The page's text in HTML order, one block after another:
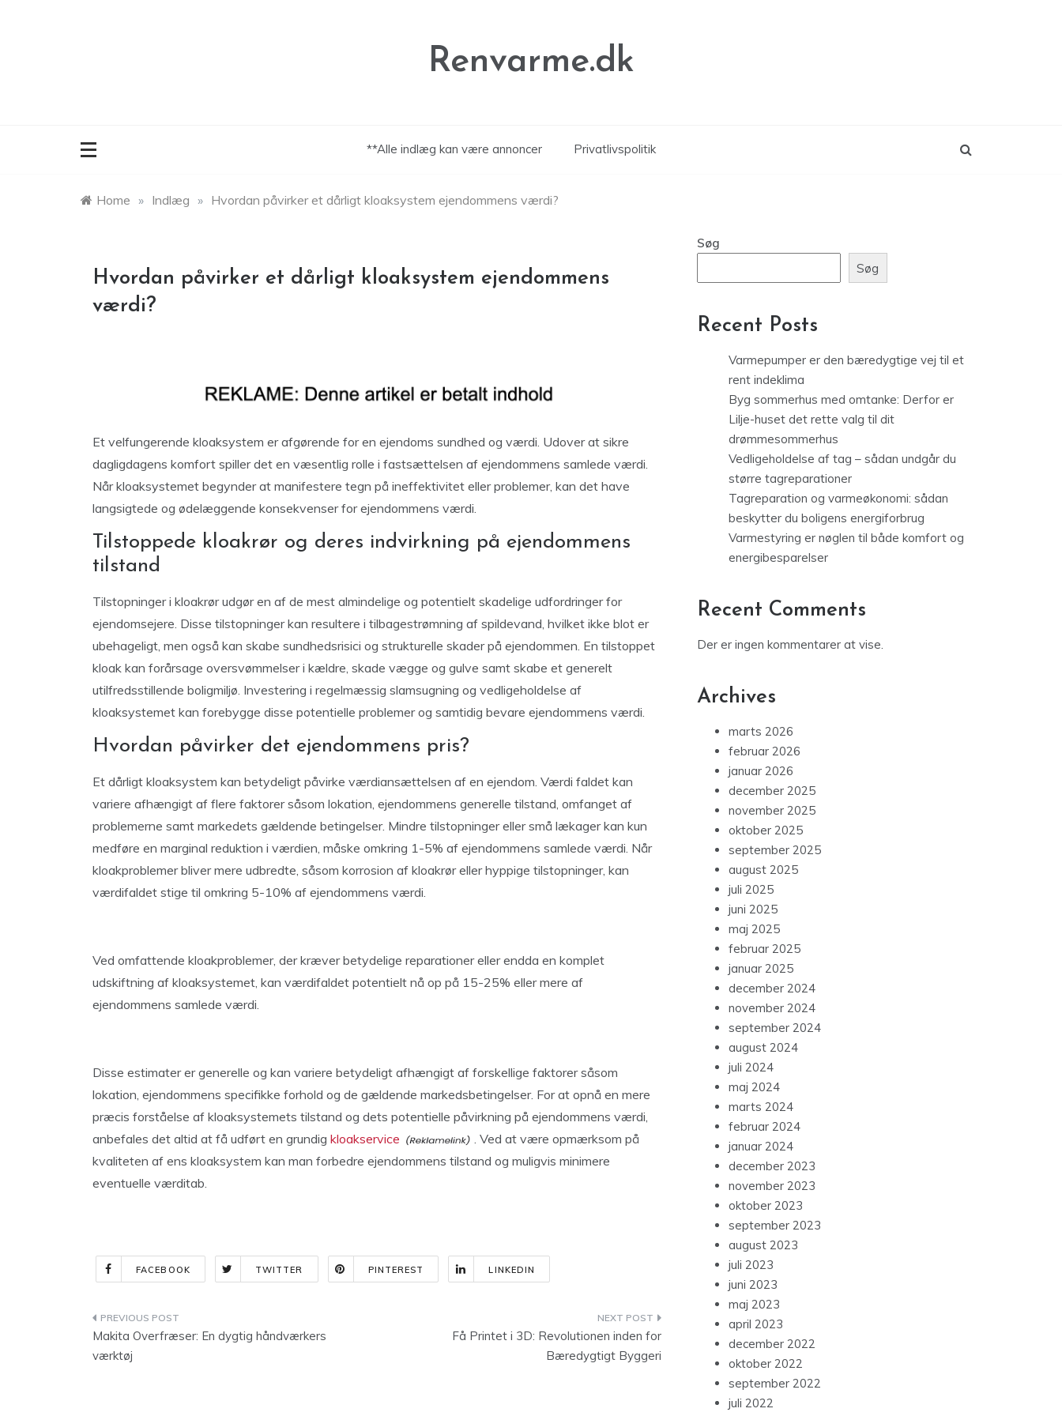
Renvarme.dk
**Alle indlæg kan være annoncer Privatlivspolitik
Home » Indlæg » Hvordan påvirker et dårligt kloaksystem ejendommens værdi?
Hvordan påvirker et dårligt kloaksystem ejendommens
værdi?
Et velfungerende kloaksystem er afgørende for en ejendoms sundhed og værdi. Udover at sikre
dagligdagens komfort spiller det en væsentlig rolle i fastsættelsen af ejendommens samlede værdi.
Når kloaksystemet begynder at manifestere tegn på ineffektivitet eller problemer, kan det have
langsigtede og ødelæggende konsekvenser for ejendommens værdi.
Tilstoppede kloakrør og deres indvirkning på ejendommens
tilstand
Tilstopninger i kloakrør udgør en af de mest almindelige og potentielt skadelige udfordringer for
ejendomsejere. Disse tilstopninger kan resultere i tilbagestrømning af spildevand, hvilket ikke blot er
ubehageligt, men også kan skabe sundhedsrisici og strukturelle skader på ejendommen. En tilstoppet
kloak kan forårsage oversvømmelser i kældre, skade vægge og gulve samt skabe et generelt
utilfredsstillende boligmiljø. Investering i regelmæssig slamsugning og vedligeholdelse af
kloaksystemet kan forebygge disse potentielle problemer og samtidig bevare ejendommens værdi.
Hvordan påvirker det ejendommens pris?
Et dårligt kloaksystem kan betydeligt påvirke værdiansættelsen af en ejendom. Værdi faldet kan
variere afhængigt af flere faktorer såsom lokation, ejendommens generelle tilstand, omfanget af
problemerne samt markedets gældende betingelser. Mindre tilstopninger eller små lækager kan kun
medføre en marginal reduktion i værdien, måske omkring 1-5% af ejendommens samlede værdi. Når
kloakproblemer bliver mere udbredte, såsom korrosion af kloakrør eller hyppige tilstopninger, kan
værdifaldet stige til omkring 5-10% af ejendommens værdi.
Ved omfattende kloakproblemer, der kræver betydelige reparationer eller endda en komplet
udskiftning af kloaksystemet, kan værdifaldet potentielt nå op på 15-25% eller mere af
ejendommens samlede værdi.
Disse estimater er generelle og kan variere betydeligt afhængigt af forskellige faktorer såsom
lokation, ejendommens specifikke forhold og de gældende markedsbetingelser. For at opnå en mere
præcis forståelse af kloaksystemets tilstand og dets potentielle påvirkning på ejendommens værdi,
anbefales det altid at få udført en grundig kloakservice
. Ved at være opmærksom på
kvaliteten af ens kloaksystem kan man forbedre ejendommens tilstand og muligvis minimere
eventuelle værditab.
FACEBOOK TWITTER PINTEREST LINKEDIN
Indlægsnavigation
Makita Overfræser: En dygtig håndværkers
værktøj
Få Printet i 3D: Revolutionen inden for
Bæredygtigt Byggeri
Søg
Søg
Recent Posts
Varmepumper er den bæredygtige vej til et
rent indeklima
Byg sommerhus med omtanke: Derfor er
Lilje-huset det rette valg til dit
drømmesommerhus
Vedligeholdelse af tag – sådan undgår du
større tagreparationer
Tagreparation og varmeøkonomi: sådan
beskytter du boligens energiforbrug
Varmestyring er nøglen til både komfort og
energibesparelser
Recent Comments
Der er ingen kommentarer at vise.
Archives
marts 2026
februar 2026
januar 2026
december 2025
november 2025
oktober 2025
september 2025
august 2025
juli 2025
juni 2025
maj 2025
februar 2025
januar 2025
december 2024
november 2024
september 2024
august 2024
juli 2024
maj 2024
marts 2024
februar 2024
januar 2024
december 2023
november 2023
oktober 2023
september 2023
august 2023
juli 2023
juni 2023
maj 2023
april 2023
december 2022
oktober 2022
september 2022
juli 2022